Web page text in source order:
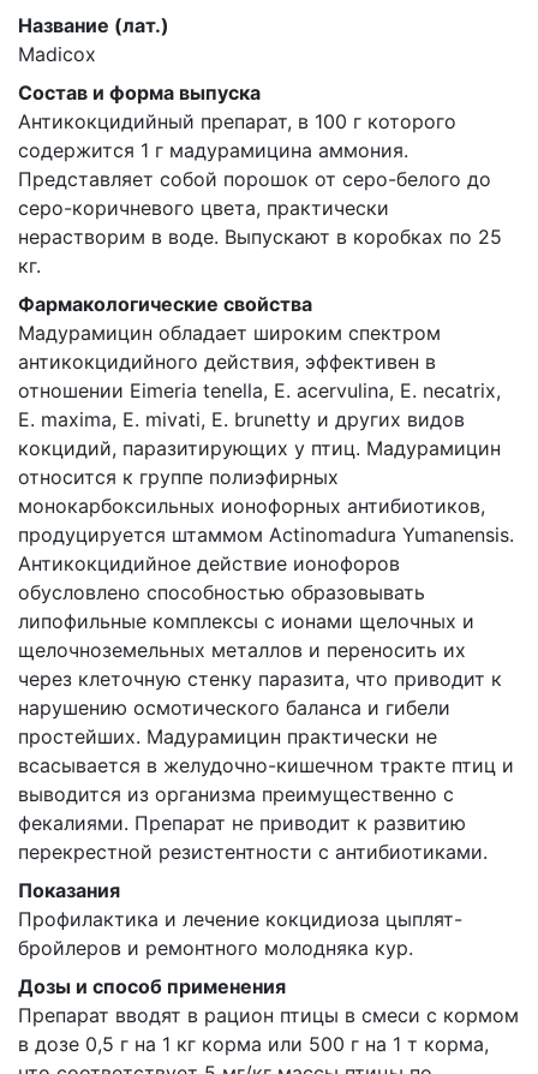
Название (лат.)
Madicoх
Состав и форма выпуска
Антикокцидийный препарат, в 100 г которого
содержится 1 г мадурамицина аммония.
Представляет собой порошок от серо-белого до
серо-коричневого цвета, практически
нерастворим в воде. Выпускают в коробках по 25
кг.
Фармакологические свойства
Мадурамицин обладает широким спектром
антикокцидийного действия, эффективен в
отношении Eimeria tenella, E. acervulina, E. necatrix,
E. maxima, E. mivati, E. brunetty и других видов
кокцидий, паразитирующих у птиц. Мадурамицин
относится к группе полиэфирных
монокарбоксильных ионофорных антибиотиков,
продуцируется штаммом Actinomadura Yumanensis.
Антикокцидийное действие ионофоров
обусловлено способностью образовывать
липофильные комплексы с ионами щелочных и
щелочноземельных металлов и переносить их
через клеточную стенку паразита, что приводит к
нарушению осмотического баланса и гибели
простейших. Мадурамицин практически не
всасывается в желудочно-кишечном тракте птиц и
выводится из организма преимущественно с
фекалиями. Препарат не приводит к развитию
перекрестной резистентности с антибиотиками.
Показания
Профилактика и лечение кокцидиоза цыплят-
бройлеров и ремонтного молодняка кур.
Дозы и способ применения
Препарат вводят в рацион птицы в смеси с кормом
в дозе 0,5 г на 1 кг корма или 500 г на 1 т корма,